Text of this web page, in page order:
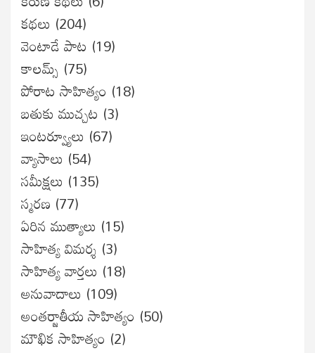
కథలు (204)
వెంటాడే పాట (19)
కాలమ్స్ (75)
పోరాట సాహిత్యం (18)
బతుకు ముచ్చట (3)
ఇంటర్వ్యూలు (67)
వ్యాసాలు (54)
సమీక్షలు (135)
స్మరణ (77)
ఏరిన ముత్యాలు (15)
సాహిత్య విమర్శ (3)
సాహిత్య వార్తలు (18)
అనువాదాలు (109)
అంతర్జాతీయ సాహిత్యం (50)
మౌఖిక సాహిత్యం (2)